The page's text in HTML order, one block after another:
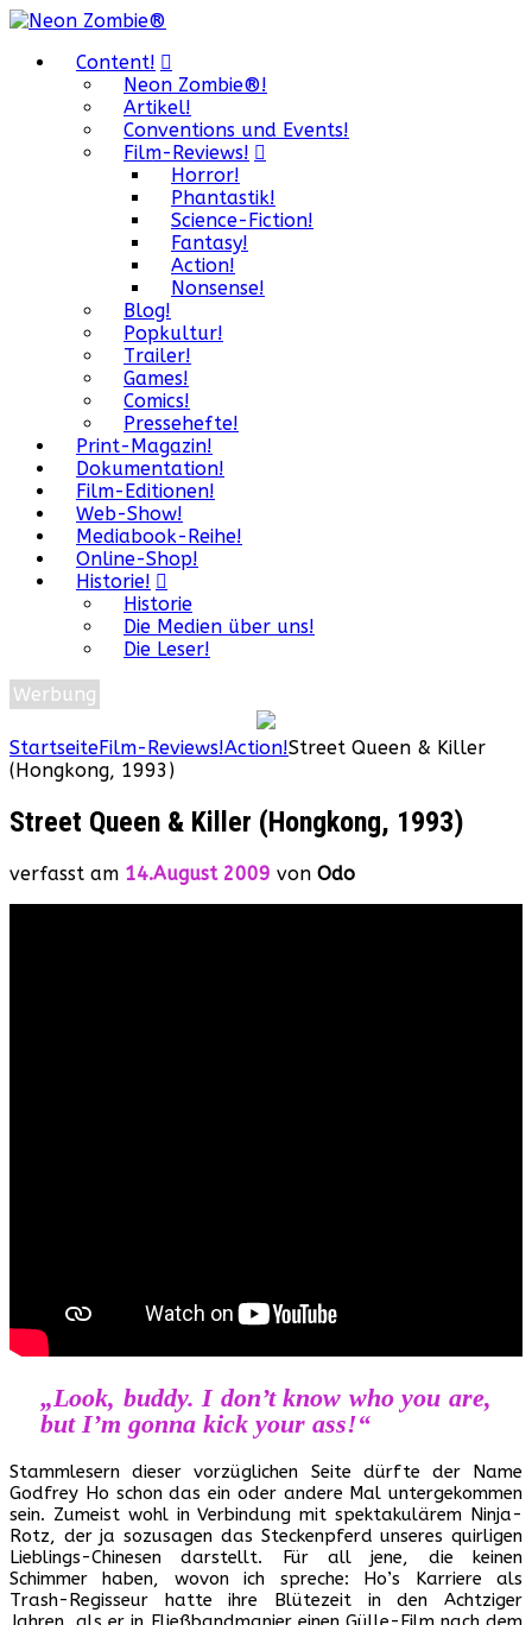
Content!
Neon Zombie®!
Artikel!
Conventions und Events!
Film-Reviews!
Horror!
Phantastik!
Science-Fiction!
Fantasy!
Action!
Nonsense!
Blog!
Popkultur!
Trailer!
Games!
Comics!
Pressehefte!
Print-Magazin!
Dokumentation!
Film-Editionen!
Web-Show!
Mediabook-Reihe!
Online-Shop!
Historie!
Historie
Die Medien über uns!
Die Leser!
Werbung
StartseiteFilm-Reviews!Action!Street Queen & Killer
(Hongkong, 1993)
Street Queen & Killer (Hongkong, 1993)
verfasst am 14.August 2009 von Odo
„Look, buddy. I don’t know who you are,
but I’m gonna kick your ass!“
Stammlesern dieser vorzüglichen Seite dürfte der Name
Godfrey Ho schon das ein oder andere Mal untergekommen
sein. Zumeist wohl in Verbindung mit spektakulärem Ninja-
Rotz, der ja sozusagen das Steckenpferd unseres quirligen
Lieblings-Chinesen darstellt. Für all jene, die keinen
Schimmer haben, wovon ich spreche: Ho’s Karriere als
Trash-Regisseur hatte ihre Blütezeit in den Achtziger